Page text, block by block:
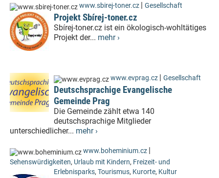
www.sbirej-toner.cz | Gesellschaft
Projekt Sbírej-toner.cz
Sbírej-toner.cz ist ein ökologisch-wohltätiges
Projekt der... mehr ›
www.evprag.cz | Gesellschaft
Deutschsprachige Evangelische
Gemeinde Prag
Die Gemeinde zählt etwa 140
deutschsprachige Mitglieder
unterschiedlicher... mehr ›
www.boheminium.cz |
Sehenswürdigkeiten, Urlaub mit Kindern, Freizeit- und
Erlebnisparks, Tourismus, Kurorte, Kultur